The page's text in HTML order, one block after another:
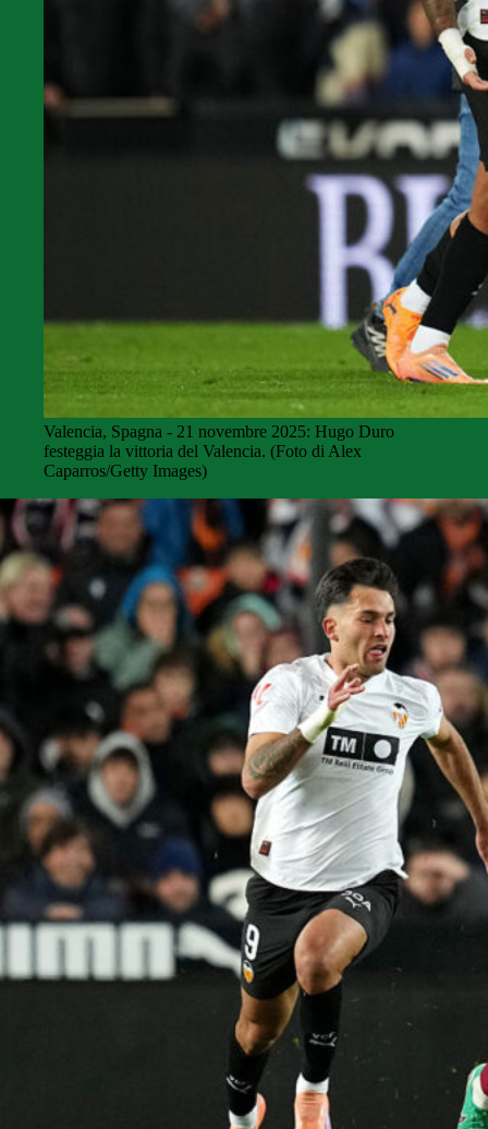
Valencia, Spagna - 21 novembre 2025: Hugo Duro
festeggia la vittoria del Valencia. (Foto di Alex
Caparros/Getty Images)